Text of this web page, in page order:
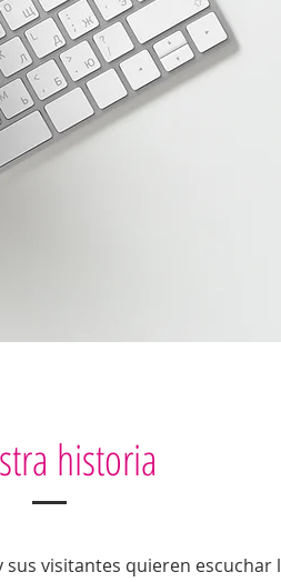
historia
visitantes quieren escuchar